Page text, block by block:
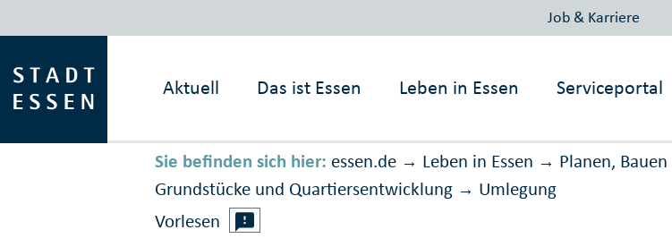
Job & Karriere
Aktuell Das ist Essen Leben in Essen Serviceportal
Sie befinden sich hier: essen.de → Leben in Essen → Planen,
Grundstücke und Quartiersentwicklung → Umlegung
Vorlesen